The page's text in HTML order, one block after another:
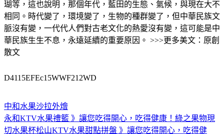
瑚等，這也說明，那個年代，藍田的生態、氣候，與現在大不
相同。時代變了，環境變了，生物的種群變了，但中華民族文
脈沒有變，一代代人們對古老文化的熱愛沒有變，這可能是中
華民族生生不息，永遠延續的重要原因。 >>>更多美文：原創
散文
D4115EFEc15WWF212WD
中和水果沙拉外燴
永和KTV水果禮籃 》讓您吃得開心，吃得健康！綠之果物現
切水果杯松山KTV水果甜點拼盤 》讓您吃得開心，吃得健